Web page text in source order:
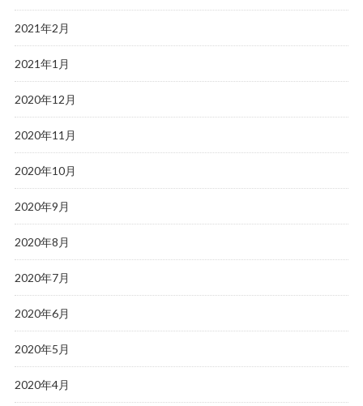
2021年2月
2021年1月
2020年12月
2020年11月
2020年10月
2020年9月
2020年8月
2020年7月
2020年6月
2020年5月
2020年4月